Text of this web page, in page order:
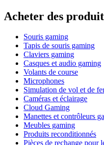
Acheter des
Souris gaming
Tapis de souris gaming
Claviers gaming
Casques et audio gaming
Volants de course
Microphones
Simulation de vol et de
Caméras et éclairage
Cloud Gaming
Manettes et contrôleurs
Meubles gaming
Produits reconditionnés
Pièces de rechange pour